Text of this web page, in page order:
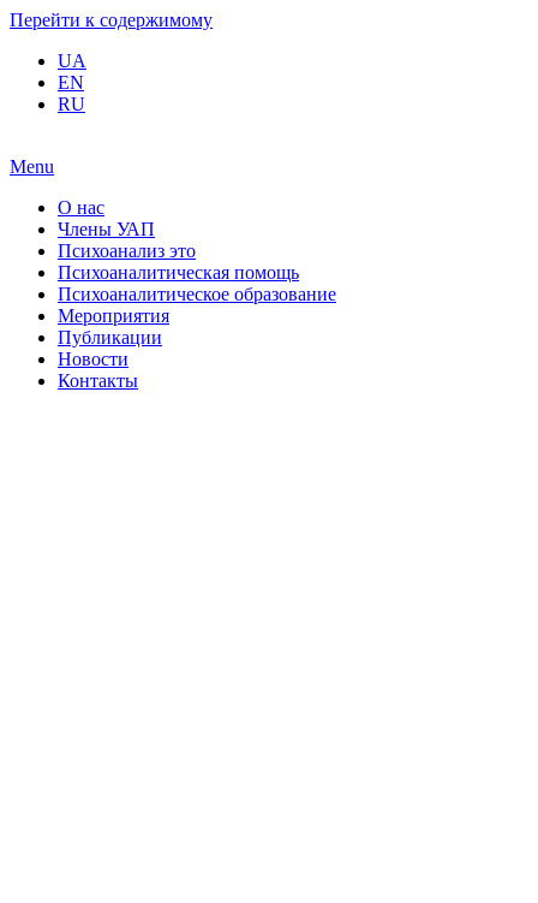
Перейти к содержимому
UA
EN
RU
Menu
О нас
Члены УАП
Психоанализ это
Психоаналитическая помощь
Психоаналитическое образование
Мероприятия
Публикации
Новости
Контакты